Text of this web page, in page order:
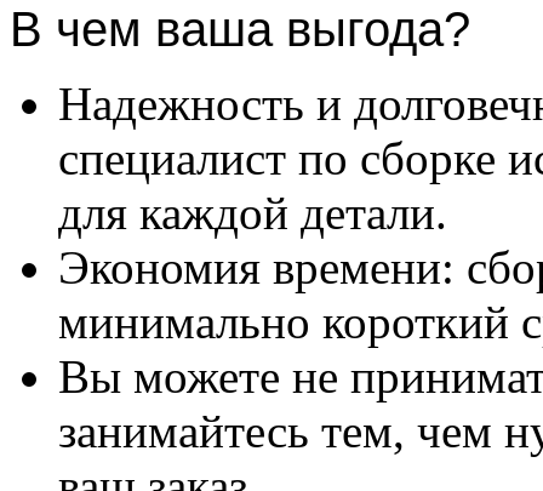
В чем ваша выгода?
Надежность и
специалист по сборке
для каждой детали.
Экономия времени:
минимально короткий
Вы можете не
занимайтесь тем, чем